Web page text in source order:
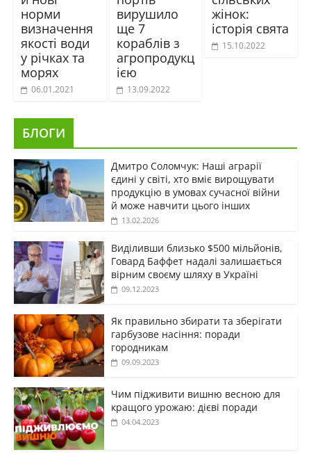
норми
визначення
якості води
у річках та
морях
06.01.2021
вирушило
ще 7
кораблів з
агропродукц
ією
13.09.2022
жінок:
історія свята
15.10.2022
БЛОГИ
Дмитро Соломчук: Наші аграрії
єдині у світі, хто вміє вирощувати
продукцію в умовах сучасної війни
й може навчити цього інших
13.02.2026
Виділивши близько $500 мільйонів,
Говард Баффет надалі залишається
вірним своєму шляху в Україні
09.12.2023
Як правильно збирати та зберігати
гарбузове насіння: поради
городникам
09.09.2023
Чим підживити вишню весною для
кращого урожаю: дієві поради
04.04.2023